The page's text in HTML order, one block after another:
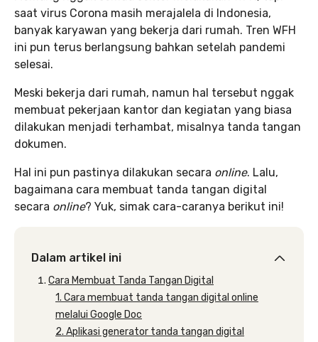
saat virus Corona masih merajalela di Indonesia,
banyak karyawan yang bekerja dari rumah. Tren WFH
ini pun terus berlangsung bahkan setelah pandemi
selesai.
Meski bekerja dari rumah, namun hal tersebut nggak
membuat pekerjaan kantor dan kegiatan yang biasa
dilakukan menjadi terhambat, misalnya tanda tangan
dokumen.
Hal ini pun pastinya dilakukan secara online. Lalu,
bagaimana cara membuat tanda tangan digital
secara online? Yuk, simak cara-caranya berikut ini!
Dalam artikel ini
Cara Membuat Tanda Tangan Digital
1. Cara membuat tanda tangan digital online
melalui Google Doc
2. Aplikasi generator tanda tangan digital